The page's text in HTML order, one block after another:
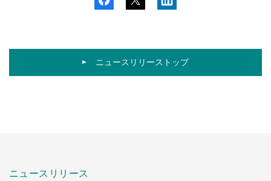
ニュースリリーストップ
ニュースリリース